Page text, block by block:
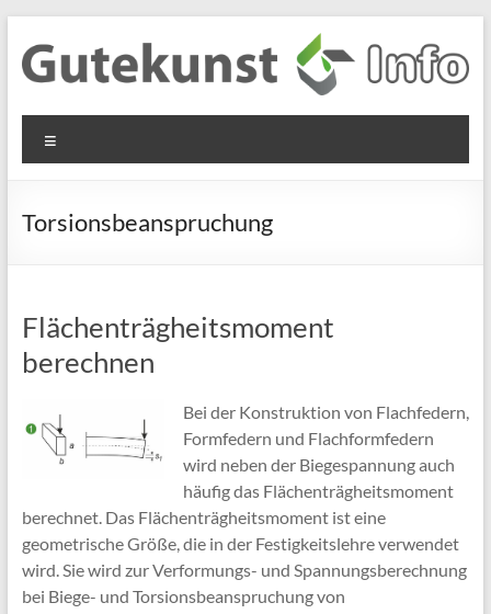
Inhalt
springen
Gutekunst
Formfedern
GmbH
Informationen
Flachmaterial
Torsionsbeanspruchung
Flächenträgheitsmoment
berechnen
Bei der Konstruktion von Flachfedern,
Formfedern und Flachformfedern
wird neben der Biegespannung auch
häufig das Flächenträgheitsmoment
berechnet. Das Flächenträgheitsmoment ist eine
geometrische Größe, die in der Festigkeitslehre verwendet
wird. Sie wird zur Verformungs- und Spannungsberechnung
bei Biege- und Torsionsbeanspruchung von